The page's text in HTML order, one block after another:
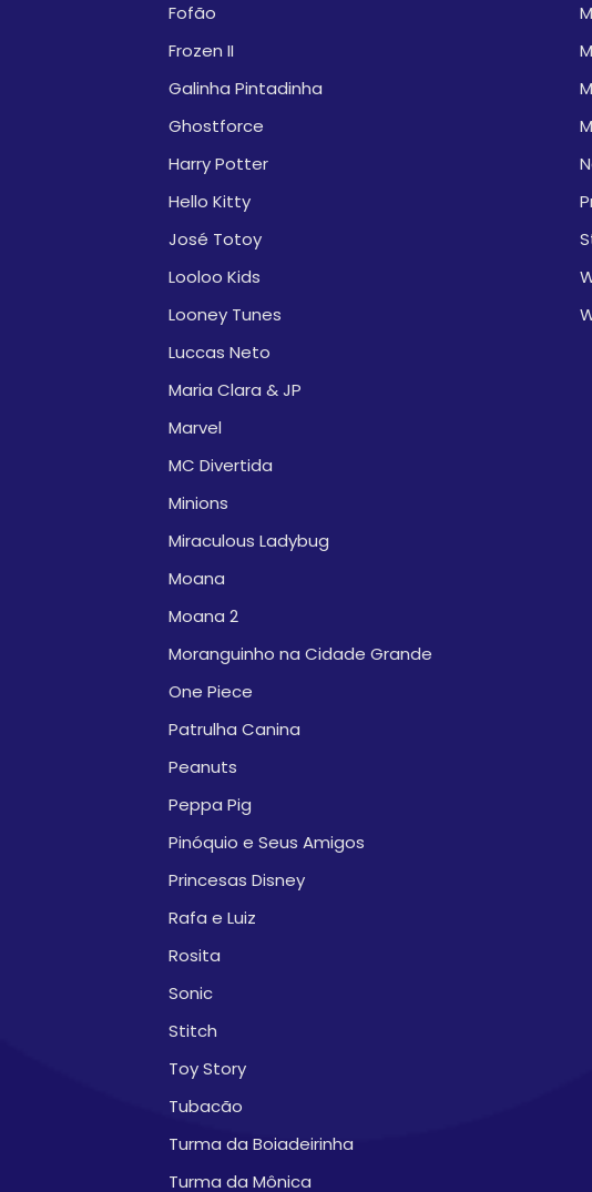
Fofão
Frozen II
Galinha Pintadinha
Ghostforce
Harry Potter
Hello Kitty
José Totoy
Looloo Kids
Looney Tunes
Luccas Neto
Maria Clara & JP
Marvel
MC Divertida
Minions
Miraculous Ladybug
Moana
Moana 2
Moranguinho na Cidade Grande
One Piece
Patrulha Canina
Peanuts
Peppa Pig
Pinóquio e Seus Amigos
Princesas Disney
Rafa e Luiz
Rosita
Sonic
Stitch
Toy Story
Tubacão
Turma da Boiadeirinha
Turma da Mônica